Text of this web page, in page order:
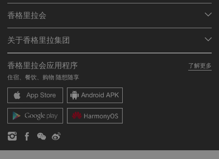
查找预订
餐厅与酒吧
香格里拉会
加入香格里拉会
常见问题
联络我们
关于香格里拉集团
我们的酒店品牌
香格里拉中心
香格里拉公寓
联系方式
职业发展
企业社会责任
新闻稿
香格里拉会应用程序
了解更多
住宿、餐饮、购物 随想随享